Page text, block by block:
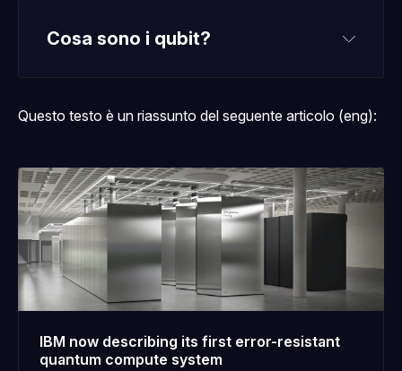
entanglement
Cosa sono i qubit?
Questo testo è un riassunto del seguente articolo (eng):
IBM now describing its first error-resistant
quantum compute system